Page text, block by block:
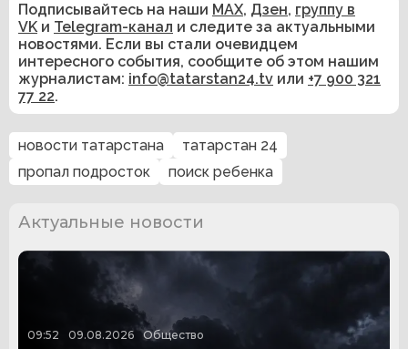
Подписывайтесь на наши MAX, Дзен, группу в
VK и Telegram-канал и следите за актуальными
новостями. Если вы стали очевидцем
интересного события, сообщите об этом нашим
журналистам: info@tatarstan24.tv или +7 900 321
77 22.
новости татарстана
татарстан 24
пропал подросток
поиск ребенка
Актуальные новости
09:52 09.08.2026 Общество